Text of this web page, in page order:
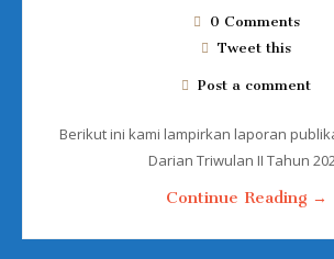
0 Comments
Tweet this
Post a comment
Berikut ini kami lampirkan laporan
Darian Triwulan II Tahun
Continue Reading →